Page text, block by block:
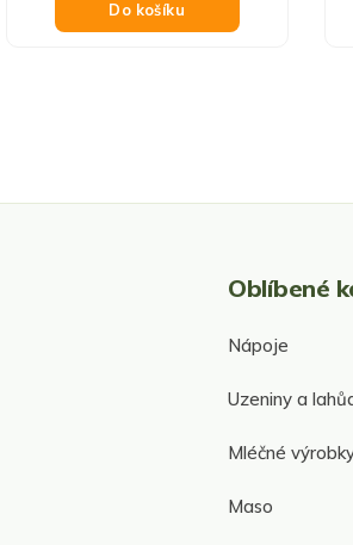
Do košíku
Oblíbené
Nápoje
Uzeniny a
Mléčné
Maso